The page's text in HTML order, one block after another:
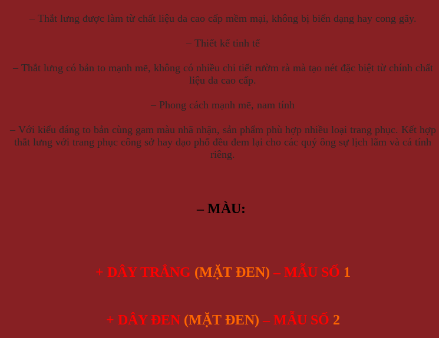
– Thắt lưng được làm từ chất liệu da cao cấp mềm mại, không bị biến dạng hay cong gãy.
– Thiết kế tinh tế
– Thắt lưng có bản to mạnh mẽ, không có nhiều chi tiết rườm rà mà tạo nét đặc biệt từ chính chất
liệu da cao cấp.
– Phong cách mạnh mẽ, nam tính
– Với kiểu dáng to bản cùng gam màu nhã nhặn, sản phẩm phù hợp nhiều loại trang phục. Kết hợp
thắt lưng với trang phục công sở hay dạo phố đều đem lại cho các quý ông sự lịch lãm và cá tính
riêng.
– MÀU:
+ DÂY TRẮNG (MẶT ĐEN) – MẪU SỐ 1
+ DÂY ĐEN(MẶT ĐEN) – MẪU SỐ 2